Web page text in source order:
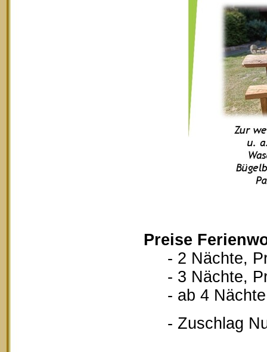
Preise
- 2 Nächte,
- 3 Nächte,
- ab 4 Nächte,
- Zuschlag